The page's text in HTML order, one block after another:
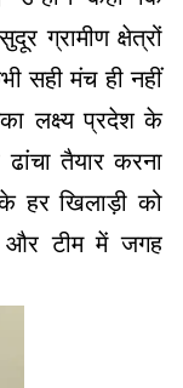
ग्रामीण क्षेत्रों
सही मंच ही नहीं
लक्ष्य प्रदेश के
तैयार करना
हर खिलाड़ी को
और टीम में जगह